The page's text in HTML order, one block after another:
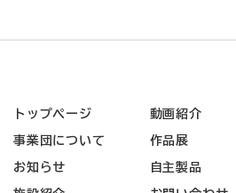
トップページ
事業団について
お知らせ
動画紹介
作品展
自主製品